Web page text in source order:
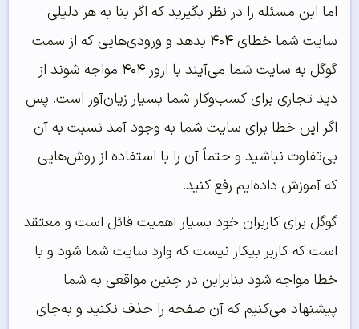
اما این مسئله را در نظر بگیرید که اگر بنا به هر دلیلی
سایت شما خطای ۴۰۴ بدهد و ورودی‌هایی که از سمت
گوگل به سایت شما می‌آیند با ارور ۴۰۴ مواجه شوند از
دید تجاری برای کسب‌وکار شما بسیار زیان‌آور است. پس
اگر این خطا برای سایت شما به وجود آمد نسبت به آن
بی‌تفاوت نباشید و حتماً آن را با استفاده از روش‌هایی
که آموزش داده‌ایم رفع کنید.
گوگل برای کاربران خود بسیار اهمیت قائل است و معتقد
است که کاربر بیکار نیست که وارد سایت شما شود و با
خطا مواجه شود بنابراین در چنین مواقعی به شما
پیشنهاد می‌کنیم که آن صفحه را حذف نکنید و به‌جای